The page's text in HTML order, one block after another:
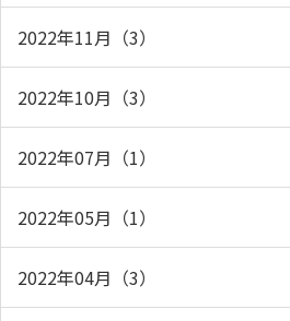
2022年11月（3）
2022年10月（3）
2022年07月（1）
2022年05月（1）
2022年04月（3）